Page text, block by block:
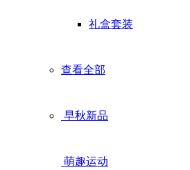
礼盒套装
查看全部
早秋新品
萌趣运动